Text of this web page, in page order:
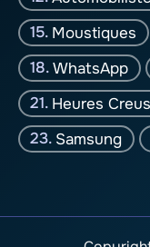
Moustiques
WhatsApp
Heures
Samsung